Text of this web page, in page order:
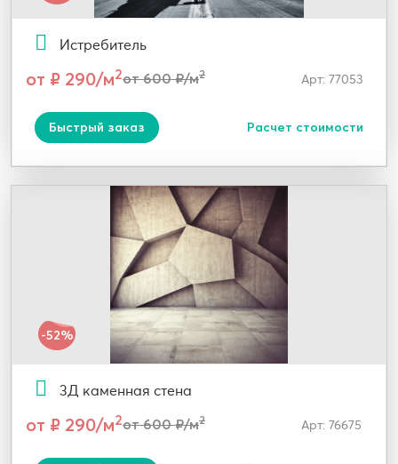
Истребитель
от ₽ 290/м2от 600 ₽/м2 Арт: 77053
Быстрый заказ Расчет стоимости
-52%
3Д каменная стена
от ₽ 290/м2от 600 ₽/м2 Арт: 76675